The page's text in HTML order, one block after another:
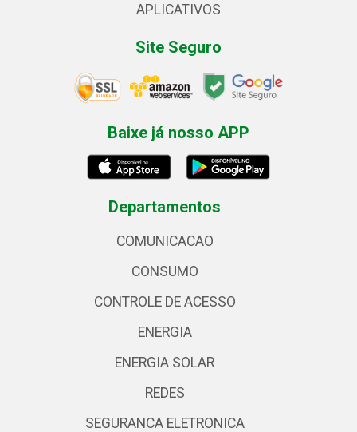
APLICATIVOS
Site Seguro
Baixe já nosso APP
Departamentos
COMUNICACAO
CONSUMO
CONTROLE DE ACESSO
ENERGIA
ENERGIA SOLAR
REDES
SEGURANCA ELETRONICA